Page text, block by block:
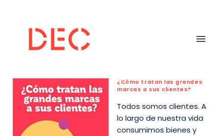
¿Cómo tratan las grandes
marcas a sus clientes?
Todos somos clientes. A
lo largo de nuestra vida
consumimos bienes y